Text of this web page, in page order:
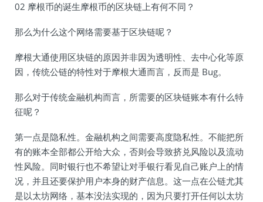
02 摩根币的诞生摩根币的区块链上有何不同？
那么为什么这个网络需要基于区块链呢？
摩根大通使用区块链的原因并非因为透明性、去中心化等原
因，传统公链的特性对于摩根大通而言，反而是 Bug。
那么对于传统金融机构而言，所需要的区块链账本有什么特
征呢？
第一点是隐私性。金融机构之间需要高度隐私性。不能把所
有的账本全部都公开给大众，否则会导致挤兑风险以及流动
性风险。同时银行也不希望让对手银行看见自己账户上的情
况，并且还要保护用户本身的财产信息。这一点在公链尤其
是以太坊网络，基本没法实现的，因为只要打开任何以太坊